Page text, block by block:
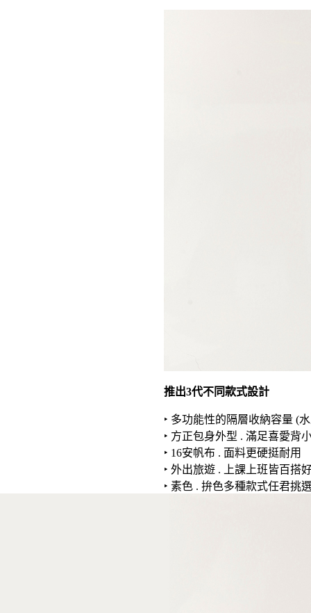
推出3代不同款式設計
‣ 多功能性的隔層收納容量 (
‣ 方正包身外型 . 滿足喜愛背
‣ 16安帆布 . 面料更硬挺耐用
‣ 外出旅遊 . 上課上班皆百搭
‣ 素色 . 拚色多種款式任君挑